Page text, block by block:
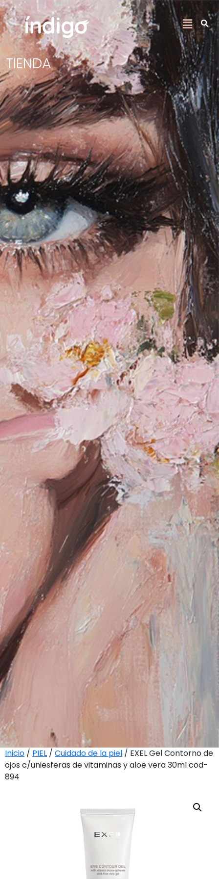
TIENDA
Inicio / PIEL / Cuidado de la piel / EXEL Gel Contorno de
ojos c/uniesferas de vitaminas y aloe vera 30ml cod-
894